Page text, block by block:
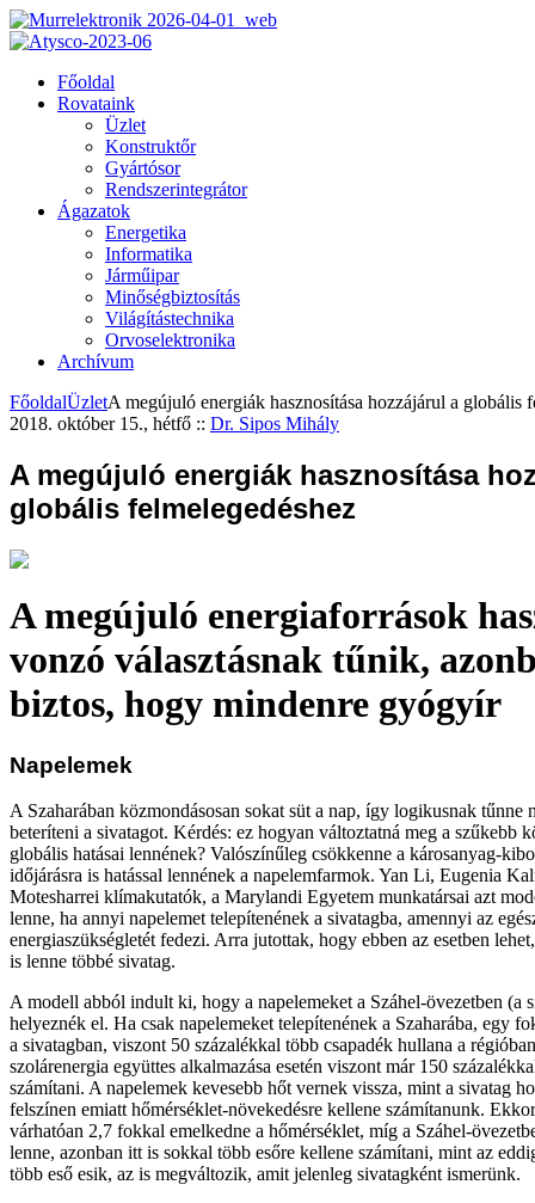
Főoldal
Rovataink
Üzlet
Konstruktőr
Gyártósor
Rendszerintegrátor
Ágazatok
Energetika
Informatika
Járműipar
Minőségbiztosítás
Világítástechnika
Orvoselektronika
Archívum
FőoldalÜzletA megújuló energiák hasznosítása hozzájárul a globális
2018. október 15., hétfő :: Dr. Sipos Mihály
A megújuló energiák hasznosítása
globális felmelegedéshez
A megújuló energiaforrások
vonzó választásnak tűnik,
biztos, hogy mindenre gyógyír
Napelemek
A Szaharában közmondásosan sokat süt a nap, így logikusnak tűnne
beteríteni a sivatagot. Kérdés: ez hogyan változtatná meg a szűkebb
globális hatásai lennének? Valószínűleg csökkenne a károsanyag-
időjárásra is hatással lennének a napelemfarmok. Yan Li, Eugenia
Motesharrei klímakutatók, a Marylandi Egyetem munkatársai azt
lenne, ha annyi napelemet telepítenének a sivatagba, amennyi az
energiaszükségletét fedezi. Arra jutottak, hogy ebben az esetben
is lenne többé sivatag.
A modell abból indult ki, hogy a napelemeket a Száhel-övezetben (a
helyeznék el. Ha csak napelemeket telepítenének a Szaharába, egy
a sivatagban, viszont 50 százalékkal több csapadék hullana a
szolárenergia együttes alkalmazása esetén viszont már 150
számítani. A napelemek kevesebb hőt vernek vissza, mint a sivatag
felszínen emiatt hőmérséklet-növekedésre kellene számítanunk.
várhatóan 2,7 fokkal emelkedne a hőmérséklet, míg a Száhel-
lenne, azonban itt is sokkal több esőre kellene számítani, mint az
több eső esik, az is megváltozik, amit jelenleg sivatagként ismerünk.